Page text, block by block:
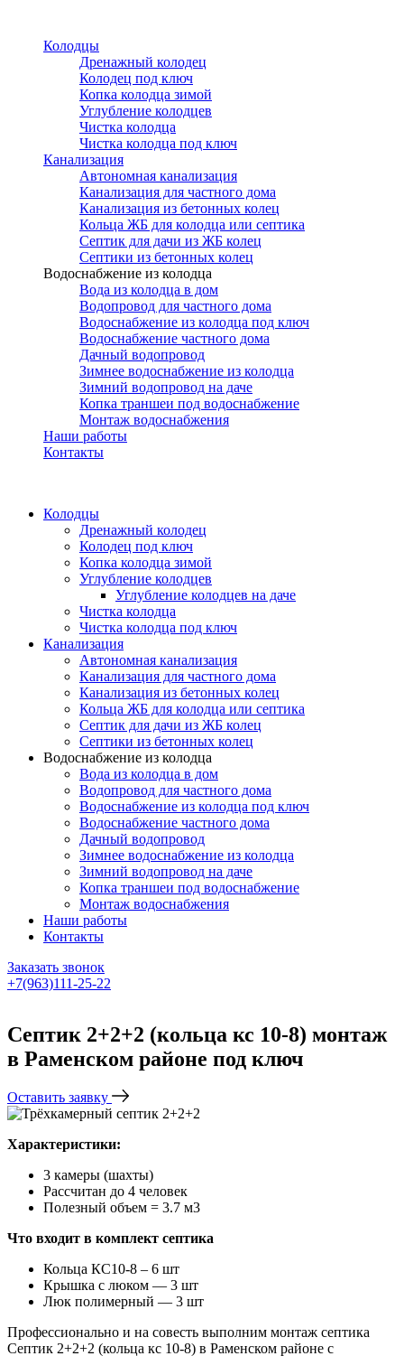
основному
содержанию
Колодцы
Дренажный колодец
Колодец под ключ
Копка колодца зимой
Углубление колодцев
Чистка колодца
Чистка колодца под ключ
Канализация
Автономная канализация
Канализация для частного дома
Канализация из бетонных колец
Кольца ЖБ для колодца или септика
Септик для дачи из ЖБ колец
Септики из бетонных колец
Водоснабжение из колодца
Вода из колодца в дом
Водопровод для частного дома
Водоснабжение из колодца под ключ
Водоснабжение частного дома
Дачный водопровод
Зимнее водоснабжение из колодца
Зимний водопровод на даче
Копка траншеи под водоснабжение
Монтаж водоснабжения
Наши работы
Контакты
Колодцы
Дренажный колодец
Колодец под ключ
Копка колодца зимой
Углубление колодцев
Углубление колодцев на даче
Чистка колодца
Чистка колодца под ключ
Канализация
Автономная канализация
Канализация для частного дома
Канализация из бетонных колец
Кольца ЖБ для колодца или септика
Септик для дачи из ЖБ колец
Септики из бетонных колец
Водоснабжение из колодца
Вода из колодца в дом
Водопровод для частного дома
Водоснабжение из колодца под ключ
Водоснабжение частного дома
Дачный водопровод
Зимнее водоснабжение из колодца
Зимний водопровод на даче
Копка траншеи под водоснабжение
Монтаж водоснабжения
Наши работы
Контакты
Заказать звонок
+7(963)111-25-22
Септик 2+2+2 (кольца кс 10-8) монтаж
в Раменском районе под ключ
Оставить заявку
Характеристики:
3 камеры (шахты)
Рассчитан до 4 человек
Полезный объем = 3.7 м3
Что входит в комплект септика
Кольца КС10-8 – 6 шт
Крышка с люком — 3 шт
Люк полимерный — 3 шт
Профессионально и на совесть выполним монтаж септика
Септик 2+2+2 (кольца кс 10-8) в Раменском районе с